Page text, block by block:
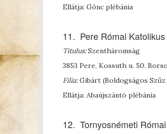
Ellátja: Gönc plébánia
11. Pere Római
Titulus: Szentháromság
3853 Pere, Kossuth u. 50.
Filia:Gibárt (Boldogságos
Ellátja: Abaújszántó plébánia
12. Tornyosnémeti